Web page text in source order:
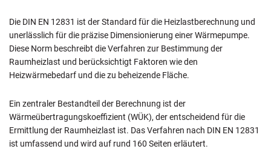
Die DIN EN 12831 ist der Standard für die Heizlastberechnung und
unerlässlich für die präzise Dimensionierung einer Wärmepumpe.
Diese Norm beschreibt die Verfahren zur Bestimmung der
Raumheizlast und berücksichtigt Faktoren wie den
Heizwärmebedarf und die zu beheizende Fläche.
Ein zentraler Bestandteil der Berechnung ist der
Wärmeübertragungskoeffizient (WÜK), der entscheidend für die
Ermittlung der Raumheizlast ist. Das Verfahren nach DIN EN 12831
ist umfassend und wird auf rund 160 Seiten erläutert.